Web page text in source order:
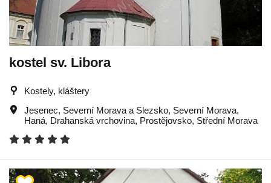
kostel sv. Libora
Kostely, kláštery
Jesenec, Severní Morava a Slezsko, Severní Morava,
Haná, Drahanská vrchovina, Prostějovsko, Střední Morava